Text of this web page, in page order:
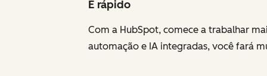
É rápido
Com a HubSpot, comece a trabalhar
automação e IA integradas, você fará